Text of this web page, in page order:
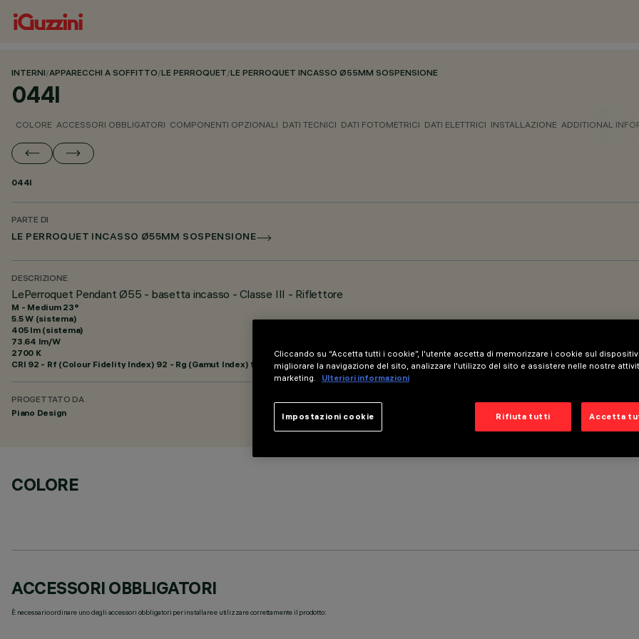
INTERNI/APPARECCHI A SOFFITTO/LE PERROQUET/LE PERROQUET INCASSO Ø55MM SOSPENSIONE
044I
COLORE ACCESSORI OBBLIGATORI COMPONENTI OPZIONALI DATI TECNICI DATI FOTOMETRICI DATI ELETTRICI INSTALLAZIONE ADDITIONAL
044I
PARTE DI
LE PERROQUET INCASSO Ø55MM SOSPENSIONE
DESCRIZIONE
LePerroquet Pendant Ø55 - basetta incasso - Classe III - Riflettore
M - Medium 23°
5.5 W (sistema)
405 lm (sistema)
73.64 lm/W
2700 K
CRI 92 - Rf (Colour Fidelity Index) 92 - Rg (Gamut Index) 97
PROGETTATO DA
Piano Design
COLORE
ACCESSORI OBBLIGATORI
È necessario ordinare uno degli accessori obbligatori per installare e utilizzare correttamente il prodotto:
Cliccando su “Accetta tutti i cookie”, l'utente accetta di memorizzare i cookie sul
migliorare la navigazione del sito, analizzare l'utilizzo del sito e assistere nelle nostre
marketing.
Ulteriori informazioni
Rifiuta tutti Accetta
Impostazioni cookie